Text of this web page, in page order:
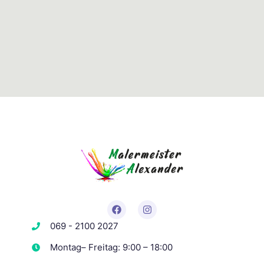
069 - 2100 2027
Montag– Freitag: 9:00 – 18:00